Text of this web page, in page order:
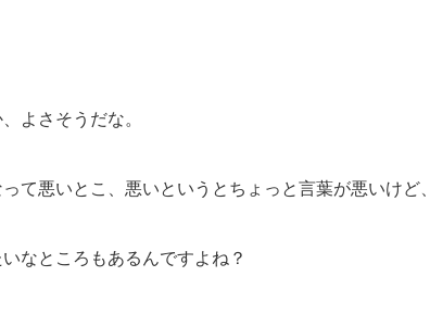
よさそうだな。
て悪いとこ、悪いというとちょっと言葉が悪いけど、
なところもあるんですよね？